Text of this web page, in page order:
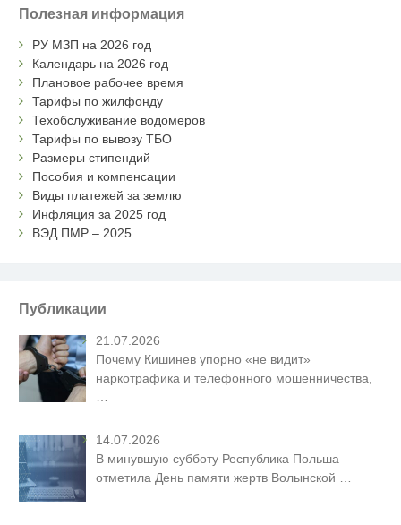
Полезная информация
РУ МЗП на 2026 год
Календарь на 2026 год
Плановое рабочее время
Тарифы по жилфонду
Техобслуживание водомеров
Тарифы по вывозу ТБО
Размеры стипендий
Пособия и компенсации
Виды платежей за землю
Инфляция за 2025 год
ВЭД ПМР – 2025
Публикации
21.07.2026
Почему Кишинев упорно «не видит»
наркотрафика и телефонного мошенничества,
14.07.2026
В минувшую субботу Республика Польша
отметила День памяти жертв Волынской